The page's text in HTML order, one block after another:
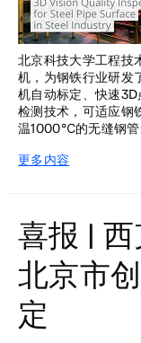
北京科技大学工程技
机，为钢铁行业研发
机自动标定、快速
检测技术，可适应钢
温1000℃的无缝钢管
更多内容
喜报 |
北京市
定